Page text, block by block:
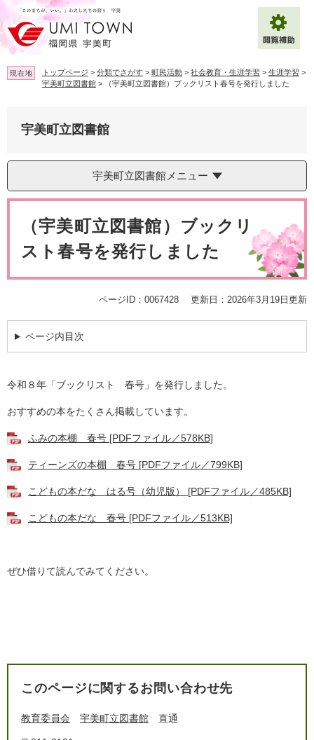
ー
ジ
の
先
頭
ニ
ュ
ー
を
飛
背景色変更
Multilingual（English・中文・한글）
現在地 トップページ > 分類でさがす > 町民活動 > 社会教育・生涯学習 > 生涯学習 >
宇美町立図書館 > （宇美町立図書館）ブックリスト春号を発行しました
宇美町立図書館
宇美町立図書館メニュー
（宇美町立図書館）ブックリ
スト春号を発行しました
ページID：0067428 更新日：2026年3月19日更新
ページ内目次
令和８年「ブックリスト 春号」を発行しました。
おすすめの本をたくさん掲載しています。
ふみの本棚 春号 [PDFファイル／578KB]
ティーンズの本棚 春号 [PDFファイル／799KB]
こどもの本だな はる号（幼児版） [PDFファイル／485KB]
こどもの本だな 春号 [PDFファイル／513KB]
ぜひ借りて読んでみてください。
このページに関するお問い合わせ先
教育委員会 宇美町立図書館 直通